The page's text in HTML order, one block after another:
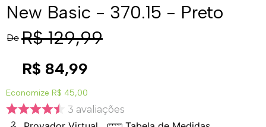
New Basic - 370.15 - Preto
De R$ 129,99
R$ 84,99
Economize R$ 45,00
3 avaliações
3 everyday
4º arco